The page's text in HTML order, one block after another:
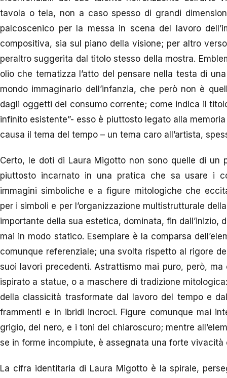
tavola o tela, non a caso spesso di grandi
palcoscenico per la messa in scena del lavoro
compositiva, sia sul piano della visione; per altro
peraltro suggerita dal titolo stesso della mostra.
olio che tematizza l’atto del pensare nella testa di
mondo immaginario dell’infanzia, che però non è
dagli oggetti del consumo corrente; come indica il
infinito esistente”- esso è piuttosto legato alla
causa il tema del tempo – un tema caro all’artista,
Certo, le doti di Laura Migotto non sono quelle di un
piuttosto incarnato in una pratica che sa usare i
immagini simboliche e a figure mitologiche che
per i simboli e per l’organizzazione multistrutturale
importante della sua estetica, dominata, fin dall’inizio,
mai in modo statico. Esemplare è la comparsa
comunque referenziale; una svolta rispetto al rigore
suoi lavori precedenti. Astrattismo mai puro, però,
ispirato a statue, o a maschere di tradizione
della classicità trasformate dal lavoro del tempo e
frammenti e in ibridi incroci. Figure comunque mai
grigio, del nero, e i toni del chiaroscuro; mentre
se in forme incompiute, è assegnata una forte
La cifra identitaria di Laura Migotto è la spirale,